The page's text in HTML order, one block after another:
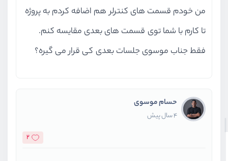
من خودم قسمت های کنترلر هم اضافه کردم به پروژه
تا کارم با شما توی قسمت های بعدی مقایسه کنم.
فقط جناب موسوی جلسات بعدی کی قرار می گیره؟
حسام موسوی
4 سال پیش
2